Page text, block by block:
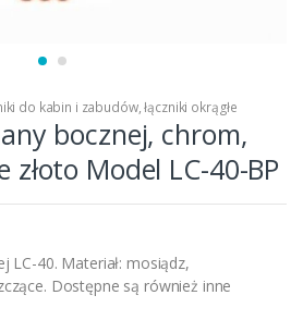
do kabin i zabudów,łączniki okrągłe
bocznej, chrom,
złoto Model LC-40-BP
LC-40. Materiał: mosiądz,
Dostępne są również inne